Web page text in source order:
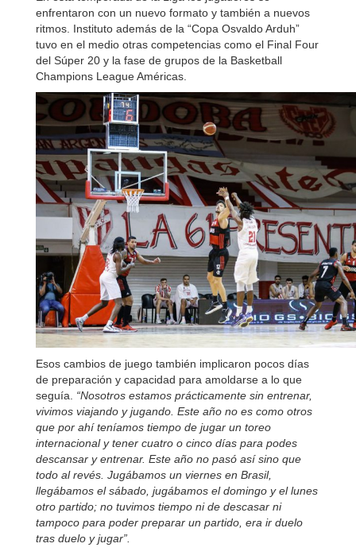
enfrentaron con un nuevo formato y también a nuevos
ritmos. Instituto además de la “Copa Osvaldo Arduh”
tuvo en el medio otras competencias como el Final Four
del Súper 20 y la fase de grupos de la Basketball
Champions League Américas.
Esos cambios de juego también implicaron pocos días
de preparación y capacidad para amoldarse a lo que
seguía. “Nosotros estamos prácticamente sin entrenar,
vivimos viajando y jugando. Este año no es como otros
que por ahí teníamos tiempo de jugar un toreo
internacional y tener cuatro o cinco días para podes
descansar y entrenar. Este año no pasó así sino que
todo al revés. Jugábamos un viernes en Brasil,
llegábamos el sábado, jugábamos el domingo y el lunes
otro partido; no tuvimos tiempo ni de descasar ni
tampoco para poder preparar un partido, era ir duelo
tras duelo y jugar”.